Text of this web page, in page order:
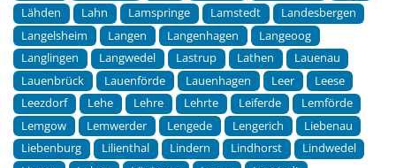
Lähden
Lahn Lamspringe Lamstedt
Landesbergen
Langelsheim
Langen Langenhagen
Langeoog
Langlingen
Langwedel Lastrup Lathen
Lauenau
Lauenbrück
Lauenförde Lauenhagen Leer
Leese
Leezdorf
Lehe Lehre Lehrte Leiferde
Lemförde
Lemgow
Lemwerder Lengede Lengerich
Liebenau
Liebenburg
Lilienthal Lindern Lindhorst
Lindwedel